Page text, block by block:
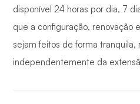
disponível 24 horas por dia, 7
que a configuração, renovação
sejam feitos de forma tranquila,
independentemente da